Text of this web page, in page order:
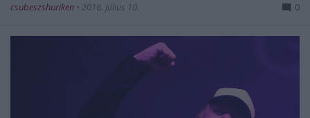
csubeszshuriken • 2016. július 10. 0